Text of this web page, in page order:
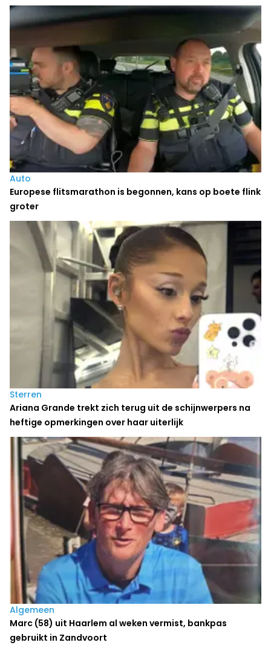
Auto
Europese flitsmarathon is begonnen, kans op boete flink
groter
Sterren
Ariana Grande trekt zich terug uit de schijnwerpers na
heftige opmerkingen over haar uiterlijk
Algemeen
Marc (58) uit Haarlem al weken vermist, bankpas
gebruikt in Zandvoort